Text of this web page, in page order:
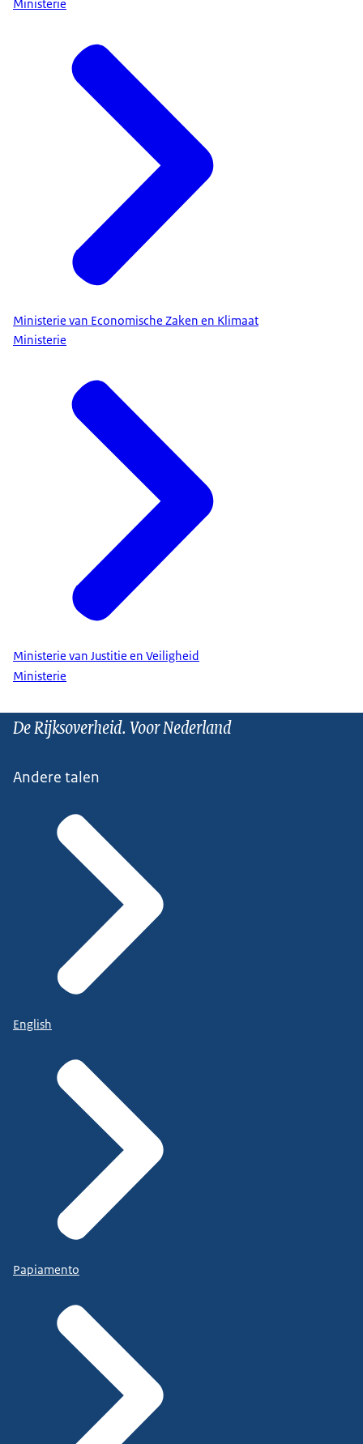
Ministerie
Ministerie van Economische Zaken en Klimaat
Ministerie
Ministerie van Justitie en Veiligheid
Ministerie
De Rijksoverheid. Voor Nederland
Andere talen
English
Papiamento